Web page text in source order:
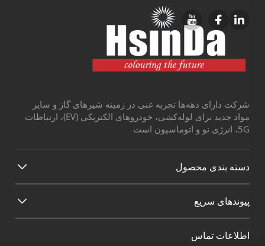
شرکت دارای دهه‌ها تجربه غنی در زمینه شیرهای گاز و سایر
مواد جدید برای لوله‌کشی، خودروهای الکتریکی (EV)، ارتباطات
5G، انرژی نو و اتوماسیون است
دسته بندی محصول
پیوند‌های سریع
اطلاعات تماس